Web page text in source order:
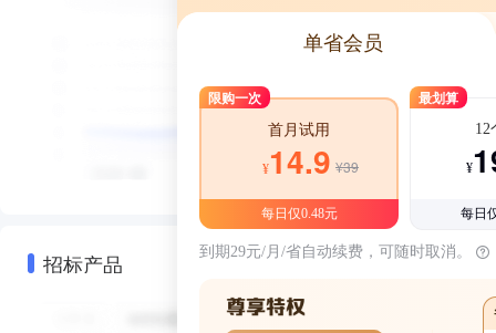
招标产品
单省会员
限购一次
首月试用
¥14.9 ¥39
每日仅0.48元
最划算
12
¥
每日
到期29元/月/省自动续费，可随时取消。